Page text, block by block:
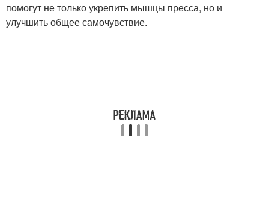
помогут не только укрепить мышцы пресса, но и
улучшить общее самочувствие.